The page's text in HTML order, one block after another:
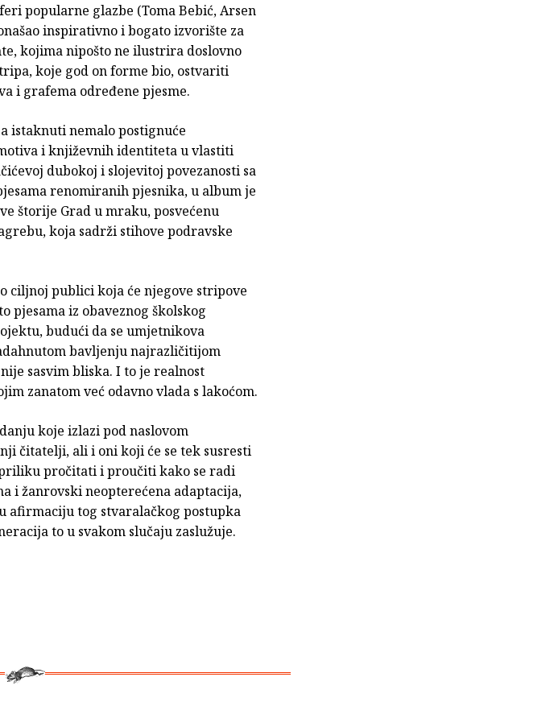
popularne glazbe (Toma Bebić, Arsen
inspirativno i bogato izvorište za
kojima nipošto ne ilustrira doslovno
koje god on forme bio, ostvariti
i grafema određene pjesme.
istaknuti nemalo postignuće
i književnih identiteta u vlastiti
dubokoj i slojevitoj povezanosti sa
renomiranih pjesnika, u album je
štorije Grad u mraku, posvećenu
koja sadrži stihove podravske
ciljnoj publici koja će njegove stripove
pjesama iz obaveznog školskog
budući da se umjetnikova
bavljenju najrazličitijom
sasvim bliska. I to je realnost
zanatom već odavno vlada s lakoćom.
koje izlazi pod naslovom
čitatelji, ali i oni koji će se tek susresti
pročitati i proučiti kako se radi
i žanrovski neopterećena adaptacija,
afirmaciju tog stvaralačkog postupka
to u svakom slučaju zaslužuje.